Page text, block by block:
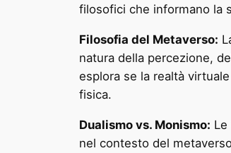
filosofici che informano la
Filosofia del Metaverso:
natura della percezione,
esplora se la realtà
fisica.
Dualismo vs. Monismo:
nel contesto del